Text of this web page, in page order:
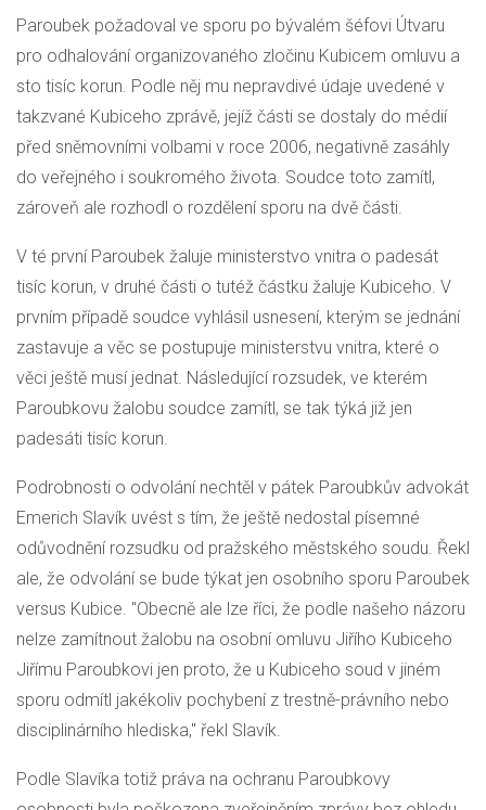
Paroubek požadoval ve sporu po bývalém šéfovi Útvaru
pro odhalování organizovaného zločinu Kubicem omluvu a
sto tisíc korun. Podle něj mu nepravdivé údaje uvedené v
takzvané Kubiceho zprávě, jejíž části se dostaly do médií
před sněmovními volbami v roce 2006, negativně zasáhly
do veřejného i soukromého života. Soudce toto zamítl,
zároveň ale rozhodl o rozdělení sporu na dvě části.
V té první Paroubek žaluje ministerstvo vnitra o padesát
tisíc korun, v druhé části o tutéž částku žaluje Kubiceho. V
prvním případě soudce vyhlásil usnesení, kterým se jednání
zastavuje a věc se postupuje ministerstvu vnitra, které o
věci ještě musí jednat. Následující rozsudek, ve kterém
Paroubkovu žalobu soudce zamítl, se tak týká již jen
padesáti tisíc korun.
Podrobnosti o odvolání nechtěl v pátek Paroubkův advokát
Emerich Slavík uvést s tím, že ještě nedostal písemné
odůvodnění rozsudku od pražského městského soudu. Řekl
ale, že odvolání se bude týkat jen osobního sporu Paroubek
versus Kubice. "Obecně ale lze říci, že podle našeho názoru
nelze zamítnout žalobu na osobní omluvu Jiřího Kubiceho
Jiřímu Paroubkovi jen proto, že u Kubiceho soud v jiném
sporu odmítl jakékoliv pochybení z trestně-právního nebo
disciplinárního hlediska," řekl Slavík.
Podle Slavíka totiž práva na ochranu Paroubkovy